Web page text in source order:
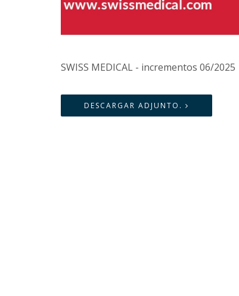
SWISS MEDICAL - incrementos 06/2025
DESCARGAR ADJUNTO.